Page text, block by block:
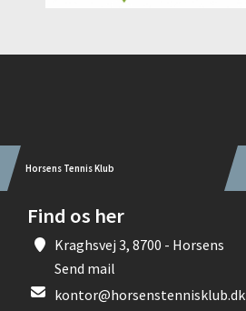
Horsens Tennis Klub
Find os her
Kraghsvej 3, 8700 - Horsens
Send mail
kontor@horsenstennisklub.dk